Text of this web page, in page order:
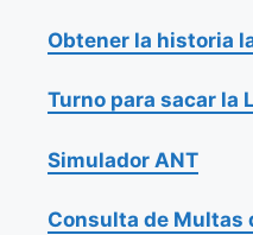
Obtener la historia
Turno para sacar la
Simulador ANT
Consulta de Multas